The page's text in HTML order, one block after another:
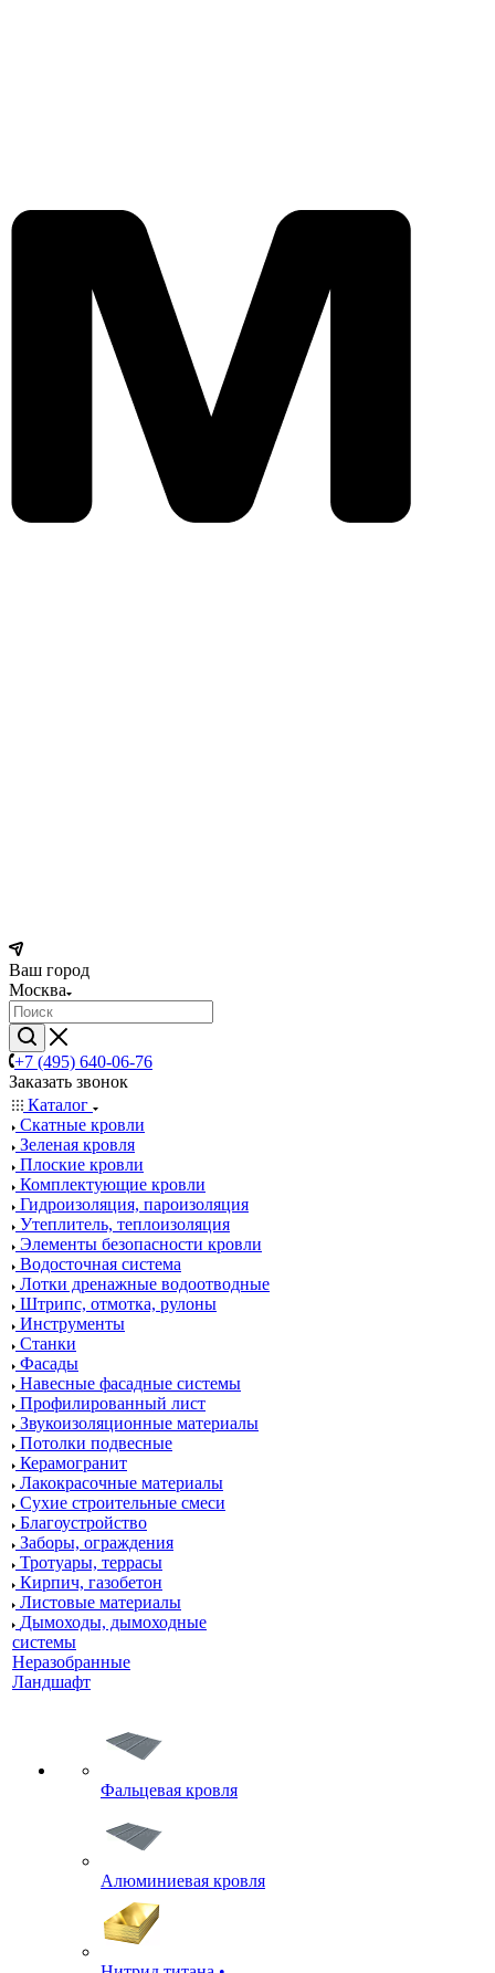
Ваш город
Москва
+7 (495) 640-06-76
Заказать звонок
Каталог
Скатные кровли
Зеленая кровля
Плоские кровли
Комплектующие кровли
Гидроизоляция, пароизоляция
Утеплитель, теплоизоляция
Элементы безопасности кровли
Водосточная система
Лотки дренажные водоотводные
Штрипс, отмотка, рулоны
Инструменты
Станки
Фасады
Навесные фасадные системы
Профилированный лист
Звукоизоляционные материалы
Потолки подвесные
Керамогранит
Лакокрасочные материалы
Сухие строительные смеси
Благоустройство
Заборы, ограждения
Тротуары, террасы
Кирпич, газобетон
Листовые материалы
Дымоходы, дымоходные
системы
Неразобранные
Ландшафт
Фальцевая кровля
Алюминиевая кровля